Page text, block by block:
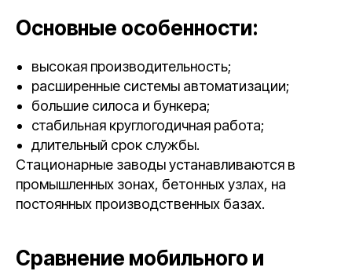
Основные особенности:
высокая производительность;
расширенные системы автоматизации;
большие силоса и бункера;
стабильная круглогодичная работа;
длительный срок службы.
Стационарные заводы устанавливаются в
промышленных зонах, бетонных узлах, на
постоянных производственных базах.
Сравнение мобильного и